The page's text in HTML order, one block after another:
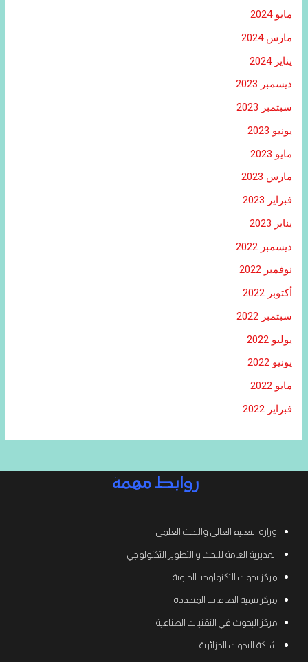
مايو 2024
مارس 2024
يناير 2024
ديسمبر 2023
سبتمبر 2023
يونيو 2023
مايو 2023
مارس 2023
فبراير 2023
يناير 2023
ديسمبر 2022
نوفمبر 2022
أكتوبر 2022
سبتمبر 2022
يوليو 2022
يونيو 2022
مايو 2022
فبراير 2022
روابط مهمة
وزارة التعليم العالي والبحث العلمي
المديرية العامة للبحث و التطوير التكنولوجي
مركز بحوث التكنولوجيا الحيوية
مركز تنمية الطاقات المتجددة
مركز البحوث في التقنيات الصناعية
شبكة البحوث الجزائرية